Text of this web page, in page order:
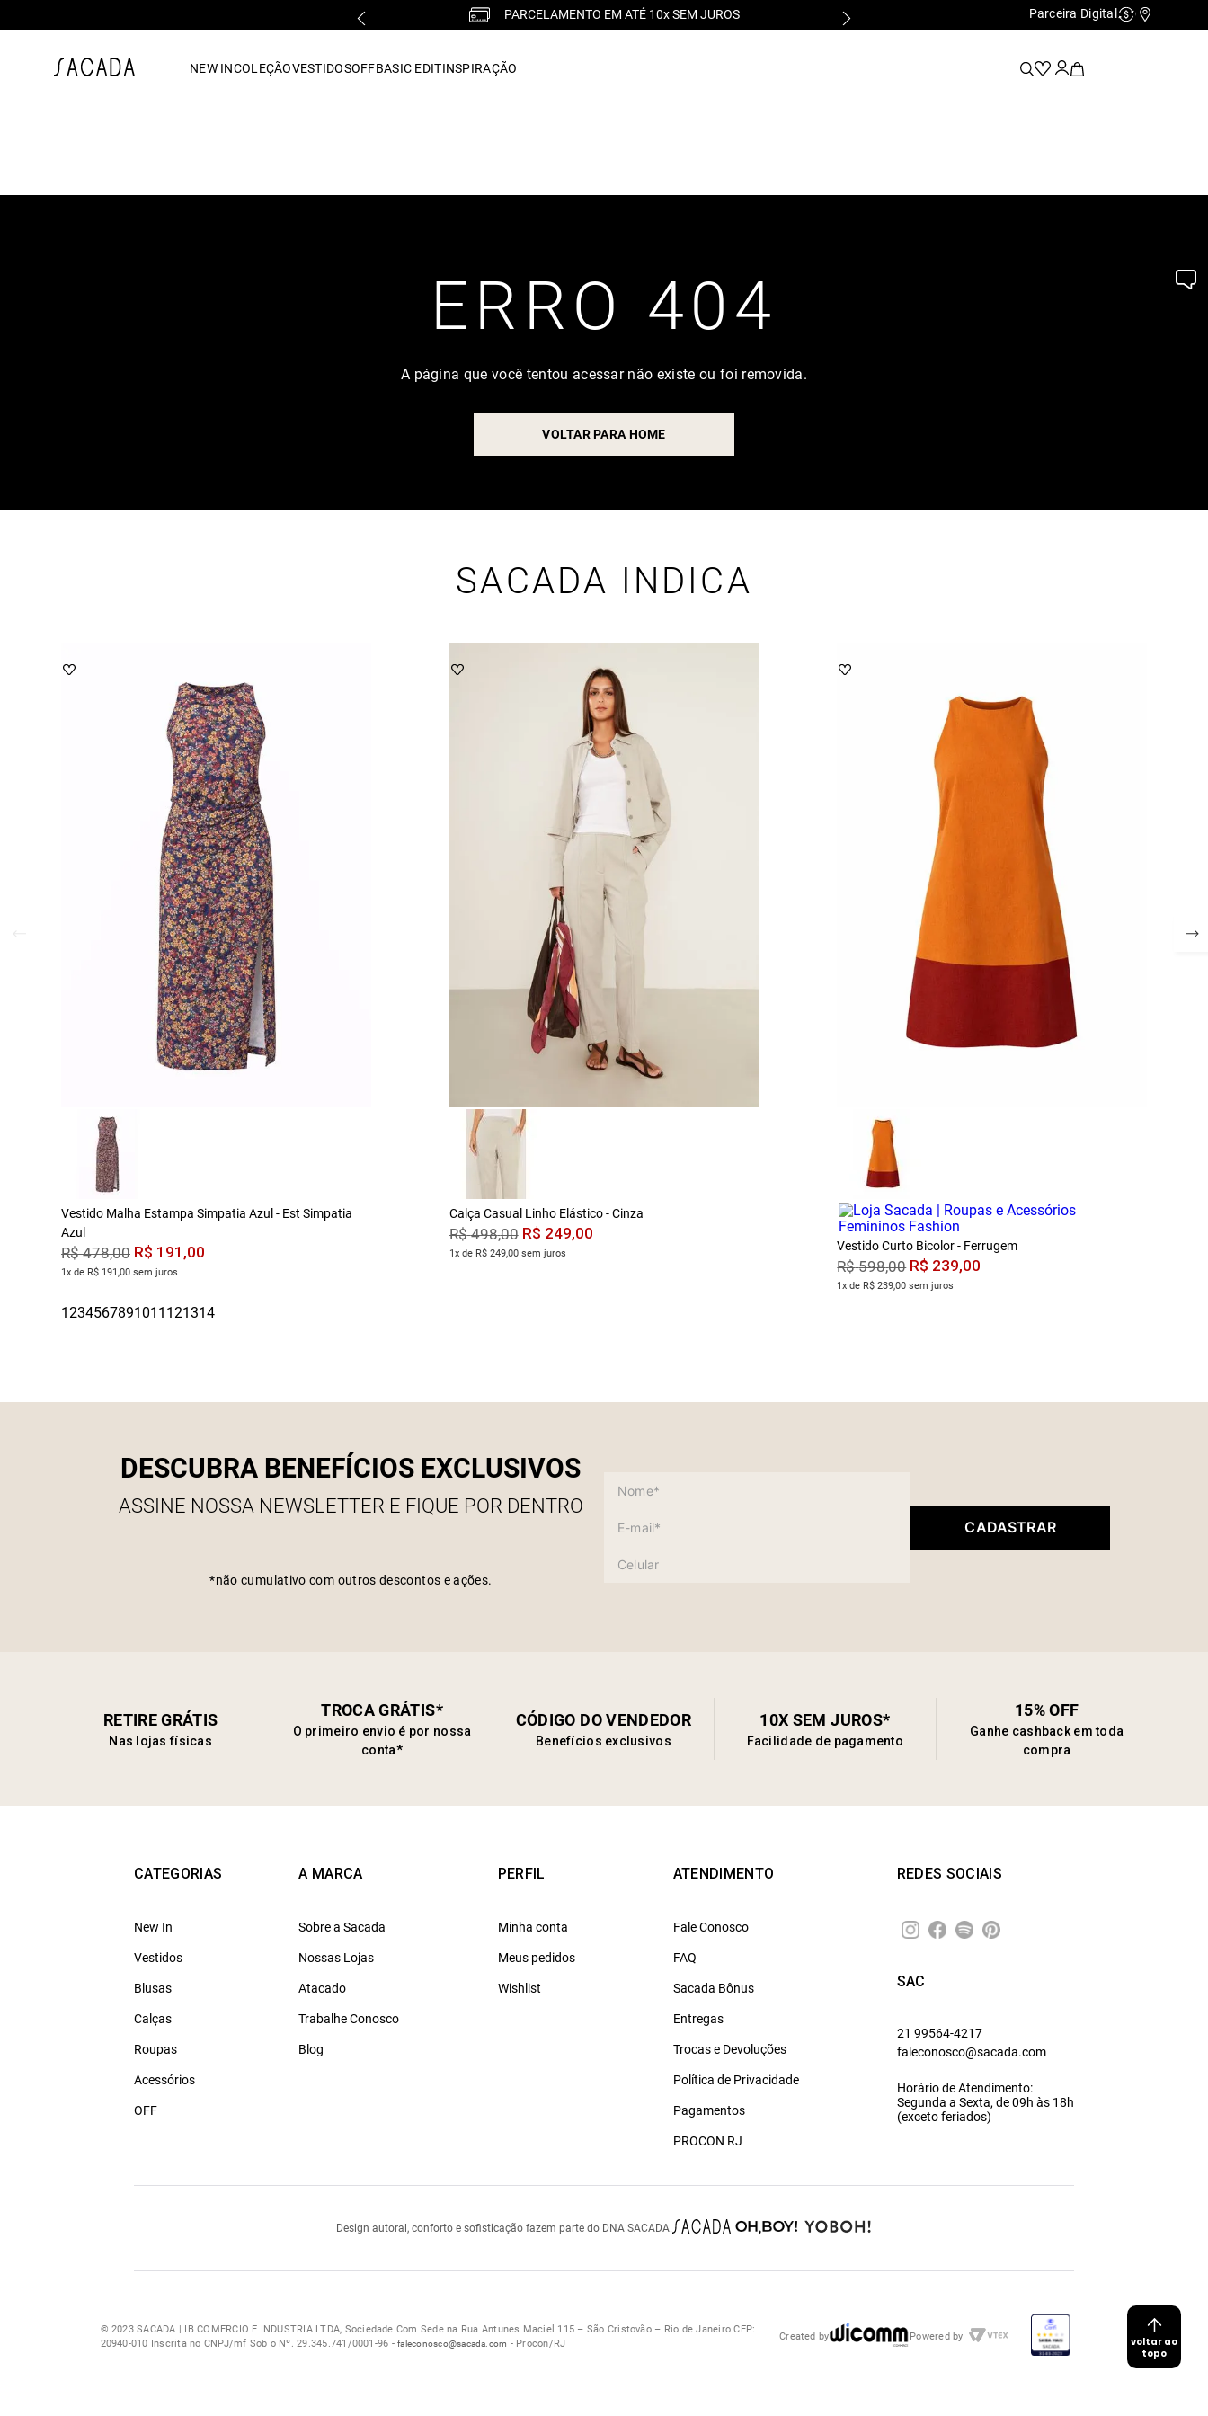
PARCELAMENTO EM ATÉ 10x SEM JUROS Parceira Digital Cashback
NEW INCOLEÇÃOVESTIDOSOFFBASIC EDITINSPIRAÇÃO
ERRO 404
A página que você tentou acessar não existe ou foi removida.
VOLTAR PARA HOME
SACADA INDICA
Vestido Malha Estampa Simpatia Azul - Est Simpatia
Azul
R$ 478,00 R$ 191 ,00
1x de R$ 191,00 sem juros
Calça Casual Linho Elástico - Cinza
R$ 498,00 R$ 249,00
1x de R$ 249,00 sem juros
Vestido Curto Bicolor - Ferrugem
R$ 598,00 R$ 239,00
1x de R$ 239,00 sem juros
voltar ao
topo
DESCUBRA BENEFÍCIOS EXCLUSIVOS
ASSINE NOSSA NEWSLETTER E FIQUE POR DENTRO
*não cumulativo com outros descontos e ações.
CADASTRAR
RETIRE GRÁTIS
Nas lojas físicas
TROCA GRÁTIS*
O primeiro envio é por nossa
conta*
CÓDIGO DO VENDEDOR
Benefícios exclusivos
10X SEM JUROS*
Facilidade de pagamento
15% OFF
Ganhe cashback em toda
compra
CATEGORIAS
New In
Vestidos
Blusas
Calças
Roupas
Acessórios
OFF
A MARCA
Sobre a Sacada
Nossas Lojas
Atacado
Trabalhe Conosco
Blog
PERFIL
Minha conta
Meus pedidos
Wishlist
ATENDIMENTO
Fale Conosco
FAQ
Sacada Bônus
Entregas
Trocas e Devoluções
Política de Privacidade
Pagamentos
PROCON RJ
REDES SOCIAIS
SAC
21 99564-4217
faleconosco@sacada.com
Horário de Atendimento:
Segunda a Sexta, de 09h às 18h
(exceto feriados)
Design autoral, conforto e sofisticação fazem parte do DNA SACADA.
© 2023 SACADA | IB COMERCIO E INDUSTRIA LTDA, Sociedade Com Sede na Rua Antunes Maciel 115 – São Cristovão – Rio de Janeiro CEP:
20940-010 Inscrita no CNPJ/mf Sob o Nº. 29.345.741/0001-96 -faleconosco@sacada.com - Procon/RJ
Created by Powered by
vestido midi
7º macacão